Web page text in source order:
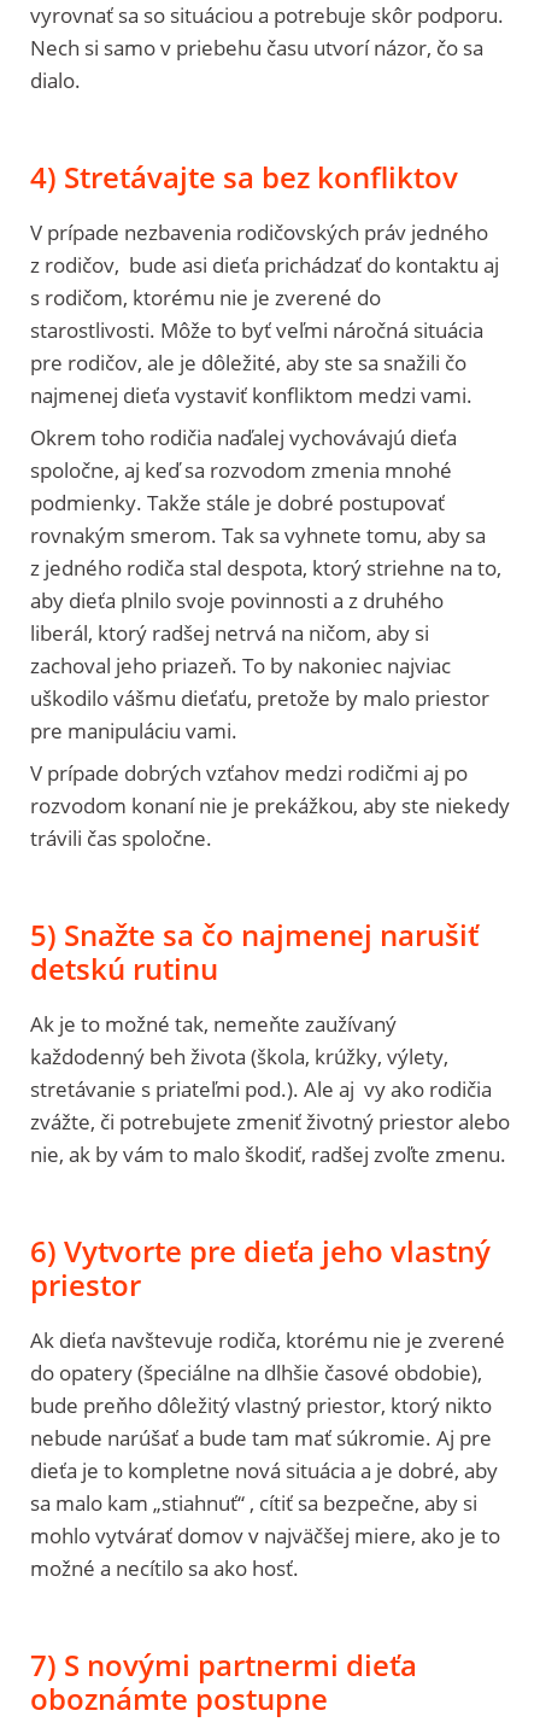
vyrovnať sa so situáciou a potrebuje skôr podporu.
Nech si samo v priebehu času utvorí názor, čo sa
dialo.
4) Stretávajte sa bez konfliktov
V prípade nezbavenia rodičovských práv jedného
z rodičov, bude asi dieťa prichádzať do kontaktu aj
s rodičom, ktorému nie je zverené do
starostlivosti. Môže to byť veľmi náročná situácia
pre rodičov, ale je dôležité, aby ste sa snažili čo
najmenej dieťa vystaviť konfliktom medzi vami.
Okrem toho rodičia naďalej vychovávajú dieťa
spoločne, aj keď sa rozvodom zmenia mnohé
podmienky. Takže stále je dobré postupovať
rovnakým smerom. Tak sa vyhnete tomu, aby sa
z jedného rodiča stal despota, ktorý striehne na to,
aby dieťa plnilo svoje povinnosti a z druhého
liberál, ktorý radšej netrvá na ničom, aby si
zachoval jeho priazeň. To by nakoniec najviac
uškodilo vášmu dieťaťu, pretože by malo priestor
pre manipuláciu vami.
V prípade dobrých vzťahov medzi rodičmi aj po
rozvodom konaní nie je prekážkou, aby ste niekedy
trávili čas spoločne.
5) Snažte sa čo najmenej narušiť
detskú rutinu
Ak je to možné tak, nemeňte zaužívaný
každodenný beh života (škola, krúžky, výlety,
stretávanie s priateľmi pod.). Ale aj vy ako rodičia
zvážte, či potrebujete zmeniť životný priestor alebo
nie, ak by vám to malo škodiť, radšej zvoľte zmenu.
6) Vytvorte pre dieťa jeho vlastný
priestor
Ak dieťa navštevuje rodiča, ktorému nie je zverené
do opatery (špeciálne na dlhšie časové obdobie),
bude preňho dôležitý vlastný priestor, ktorý nikto
nebude narúšať a bude tam mať súkromie. Aj pre
dieťa je to kompletne nová situácia a je dobré, aby
sa malo kam „stiahnuť“ , cítiť sa bezpečne, aby si
mohlo vytvárať domov v najväčšej miere, ako je to
možné a necítilo sa ako hosť.
7) S novými partnermi dieťa
oboznámte postupne